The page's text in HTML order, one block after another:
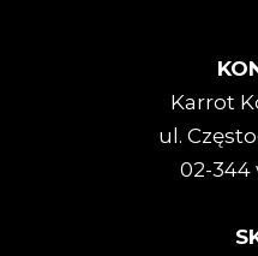
Karrot
ul.
02-344